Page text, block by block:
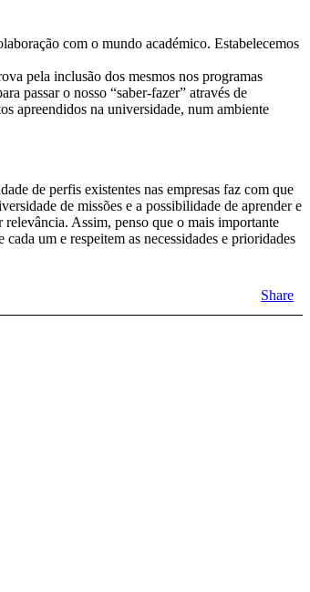
com o mundo académico. Estabelecemos
pela inclusão dos mesmos nos programas
passar o nosso “saber-fazer” através de
apreendidos na universidade, num ambiente
de perfis existentes nas empresas faz com que
de missões e a possibilidade de aprender e
Assim, penso que o mais importante
um e respeitem as necessidades e prioridades
Share